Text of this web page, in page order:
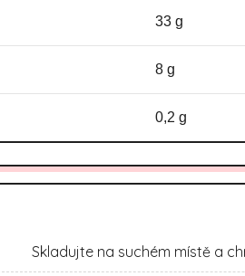
33 g
8 g
0,2 g
Skladujte na suchém místě a